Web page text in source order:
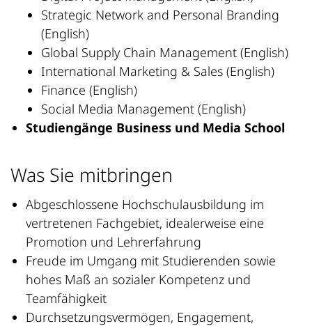
Strategic Network and Personal Branding
(English)
Global Supply Chain Management (English)
International Marketing & Sales (English)
Finance (English)
Social Media Management (English)
Studiengänge Business und Media School
Was Sie mitbringen
Abgeschlossene Hochschulausbildung im
vertretenen Fachgebiet, idealerweise eine
Promotion und Lehrerfahrung
Freude im Umgang mit Studierenden sowie
hohes Maß an sozialer Kompetenz und
Teamfähigkeit
Durchsetzungsvermögen, Engagement,